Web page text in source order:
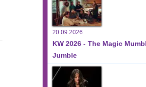
20.09.2026
KW 2026 - The Magic
Jumble